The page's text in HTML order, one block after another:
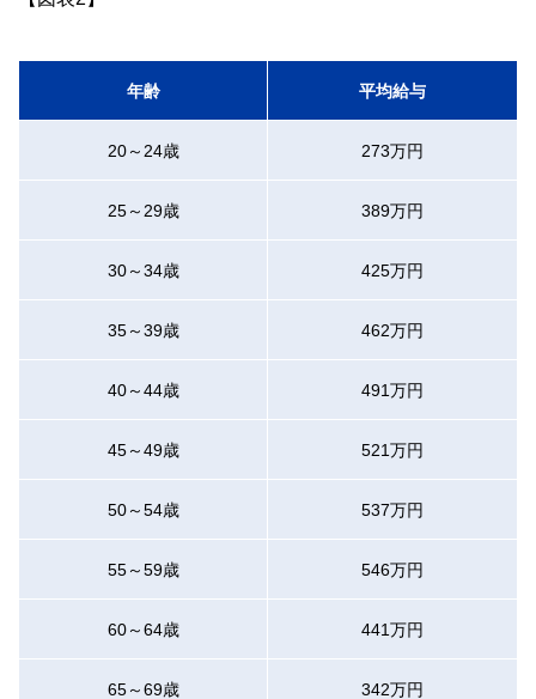
年齢 平均給与
20～24歳 273万円
25～29歳 389万円
30～34歳 425万円
35～39歳 462万円
40～44歳 491万円
45～49歳 521万円
50～54歳 537万円
55～59歳 546万円
60～64歳 441万円
65～69歳 342万円